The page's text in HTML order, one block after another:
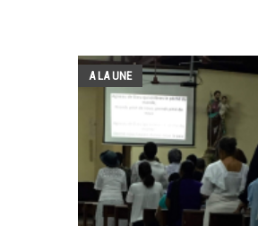
A LA UNE